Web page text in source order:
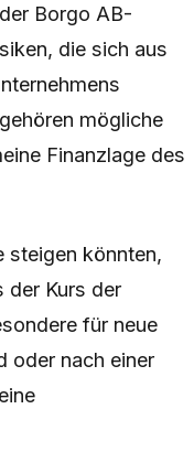
Borgo AB-
die sich aus
mögliche
Finanzlage des
steigen könnten,
der Kurs der
für neue
oder nach einer